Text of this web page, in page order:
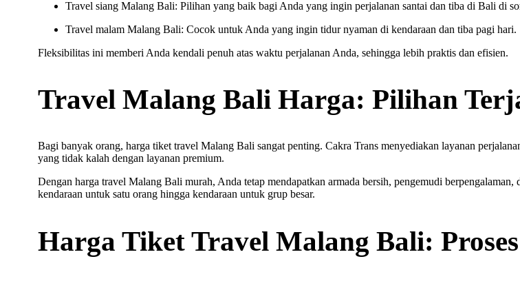
Travel siang Malang Bali: Pilihan yang baik bagi Anda yang ingin perjalanan santai dan tiba di Bali di
Travel malam Malang Bali: Cocok untuk Anda yang ingin tidur nyaman di kendaraan dan tiba pagi hari.
Fleksibilitas ini memberi Anda kendali penuh atas waktu perjalanan Anda, sehingga lebih praktis dan efisien.
Travel Malang Bali Harga: Pilihan
Bagi banyak orang, harga tiket travel Malang Bali sangat penting. Cakra Trans menyediakan layanan
yang tidak kalah dengan layanan premium.
Dengan harga travel Malang Bali murah, Anda tetap mendapatkan armada bersih, pengemudi
kendaraan untuk satu orang hingga kendaraan untuk grup besar.
Harga Tiket Travel Malang Bali: